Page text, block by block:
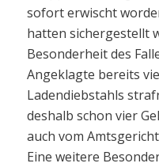
sofort erwischt
hatten sichergestellt
Besonderheit des
Angeklagte bereits
Ladendiebstahls
deshalb schon vier
auch vom
Eine weitere